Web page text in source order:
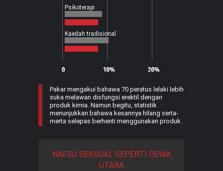
Psikoterapi
Kaedah tradisional
Pakar mengakui bahawa 70 peratus lelaki lebih
suka melawan disfungsi erektil dengan
produk kimia. Namun begitu, statistik
menunjukkan bahawa kesannya hilang serta-
merta selepas berhenti menggunakan produk.
NAFSU SEKSUAL SEPERTI DEWA
UTARA